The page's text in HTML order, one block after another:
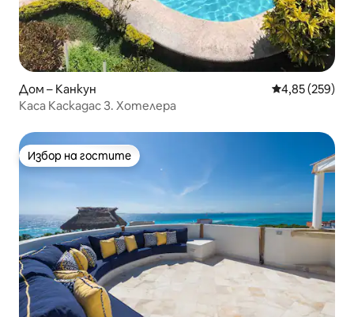
Дом – Канкун Средна
4,85 (259)
Каса Каскадас З. Хотелера
Избор на гостите
Избор на гостите